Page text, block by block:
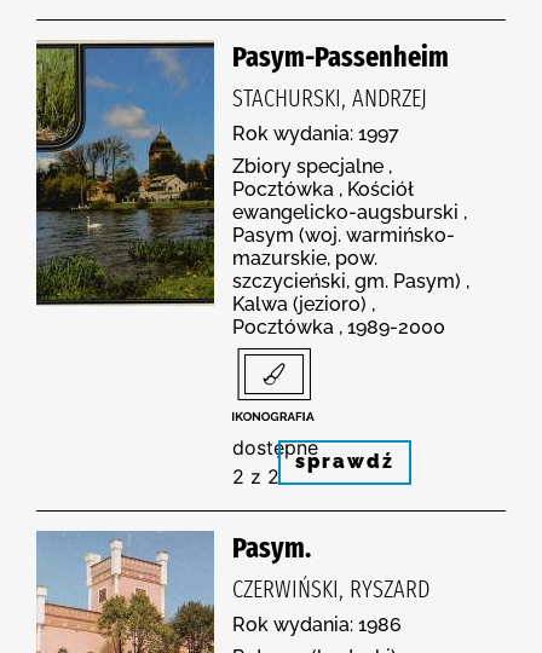
Pasym-Passenheim
STACHURSKI, ANDRZEJ
Rok wydania: 1997
Zbiory specjalne ,
Pocztówka , Kościół
ewangelicko-augsburski ,
Pasym (woj. warmińsko-
mazurskie, pow.
szczycieński, gm. Pasym) ,
Kalwa (jezioro) ,
Pocztówka , 1989-2000
dostępne
2 z 2
sprawdź
Pasym.
CZERWIŃSKI, RYSZARD
Rok wydania: 1986